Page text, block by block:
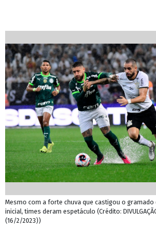
Mesmo com a forte chuva que castigou o gramado
inicial, times deram espetáculo (Crédito:
(16/2/2023))